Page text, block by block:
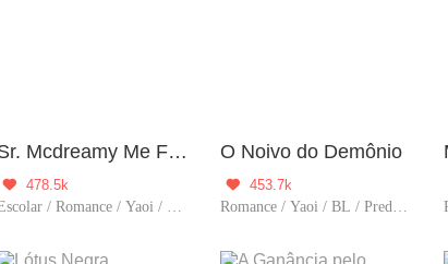
Sr. Mcdreamy Me Fez Ser um Tema de Tendência Novamente

478.5k
Escolar / Romance / Yaoi / BL / Doce / LGBT / Ramo do entretenimento
O Noivo do Demônio

453.7k
Romance / Yaoi / BL / Predestinado